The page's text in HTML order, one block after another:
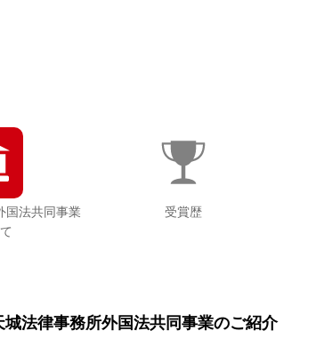
国法共同事業
受賞歴
城法律事務所外国法共同事業のご紹介